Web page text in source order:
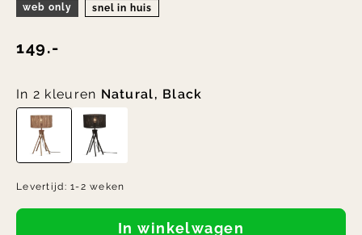
web only snel in huis
149.-
In 2 kleuren Natural, Black
Levertijd:1-2 weken
In winkelwagen